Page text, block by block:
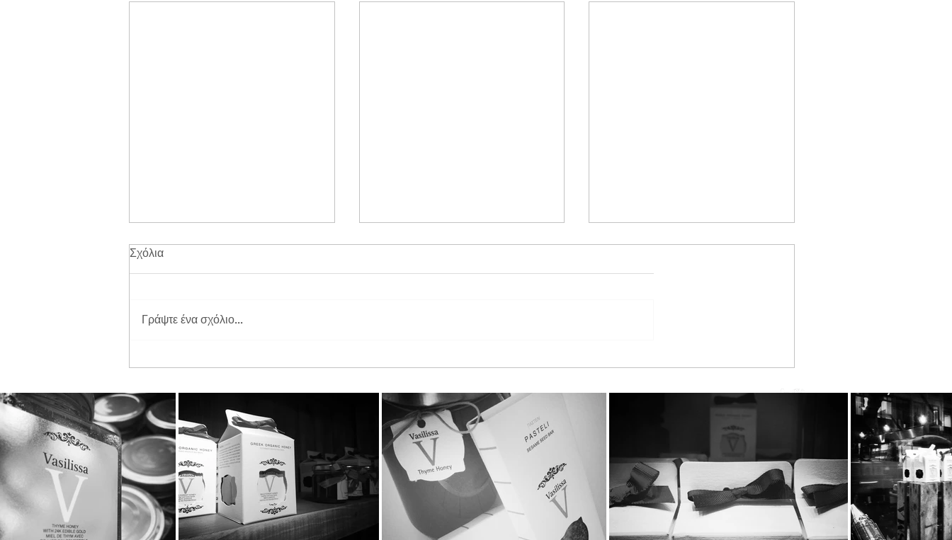
Exports Awards 2026
ξεχωριστή εμπειρία για 50
μικρούς φίλους
Καινούργιου
Σχόλια
Γράψτε ένα σχόλιο...